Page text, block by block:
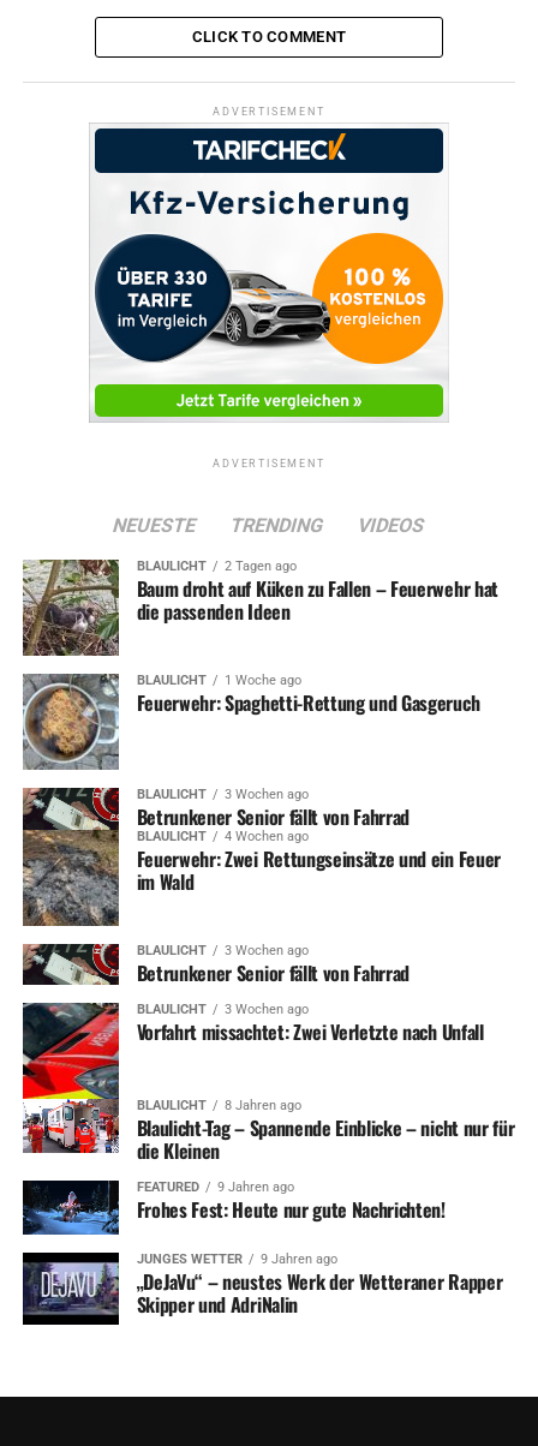
CLICK TO COMMENT
ADVERTISEMENT
ADVERTISEMENT
NEUESTE TRENDING VIDEOS
BLAULICHT 2 Tagen ago
Baum droht auf Küken zu Fallen – Feuerwehr hat
die passenden Ideen
BLAULICHT 1 Woche ago
Feuerwehr: Spaghetti-Rettung und Gasgeruch
BLAULICHT 3 Wochen ago
Betrunkener Senior fällt von Fahrrad
BLAULICHT 4 Wochen ago
Feuerwehr: Zwei Rettungseinsätze und ein Feuer
im Wald
BLAULICHT 3 Wochen ago
Betrunkener Senior fällt von Fahrrad
BLAULICHT 3 Wochen ago
Vorfahrt missachtet: Zwei Verletzte nach Unfall
BLAULICHT 8 Jahren ago
Blaulicht-Tag – Spannende Einblicke – nicht nur für
die Kleinen
FEATURED 9 Jahren ago
Frohes Fest: Heute nur gute Nachrichten!
JUNGES WETTER 9 Jahren ago
„DeJaVu“ – neustes Werk der Wetteraner Rapper
Skipper und AdriNalin